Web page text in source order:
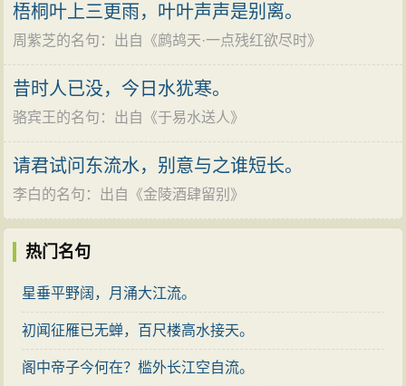
诗云：“凄凄重凄凄，嫁娶不须啼，愿得一心人，白头不
相离。”（见《西京杂记》）这里，诗人巧妙地运用了这
之忱。“白头吟”三字于此起了双关的作用，比原意更深入
一层。十字之中，什么悲呀愁呀这一类明点的字眼一个
不用，意在言外，充分显示了诗的含蓄之美。
力，“飞难进”比喻政治上的不得意，“响易沉”比喻言论上
片，融混而不可分了。咏物诗写到如此境界，才算是“寄
托遥深”。
诗人在写这首诗时，由于感情充沛，功力深至，故
梧桐叶上三更雨，叶叶声声是别离。
周紫芝的名句 ：出自《鹧鸪天·一点残红欲尽时》
昔时人已没，今日水犹寒。
骆宾王的名句 ：出自《于易水送人 》
请君试问东流水，别意与之谁短长。
李白的名句 ：出自《金陵酒肆留别 》
热门名句
星垂平野阔，月涌大江流。
初闻征雁已无蝉，百尺楼高水接天。
阁中帝子今何在？槛外长江空自流。